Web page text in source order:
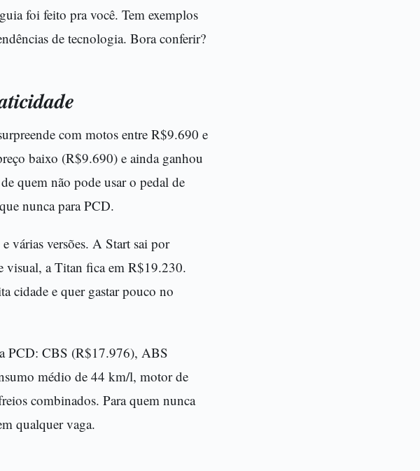
foi feito pra você. Tem exemplos
de tecnologia. Bora conferir?
com motos entre R$9.690 e
baixo (R$9.690) e ainda ganhou
quem não pode usar o pedal de
nunca para PCD.
várias versões. A Start sai por
visual, a Titan fica em R$19.230.
cidade e quer gastar pouco no
PCD: CBS (R$17.976), ABS
médio de 44 km/l, motor de
combinados. Para quem nunca
qualquer vaga.